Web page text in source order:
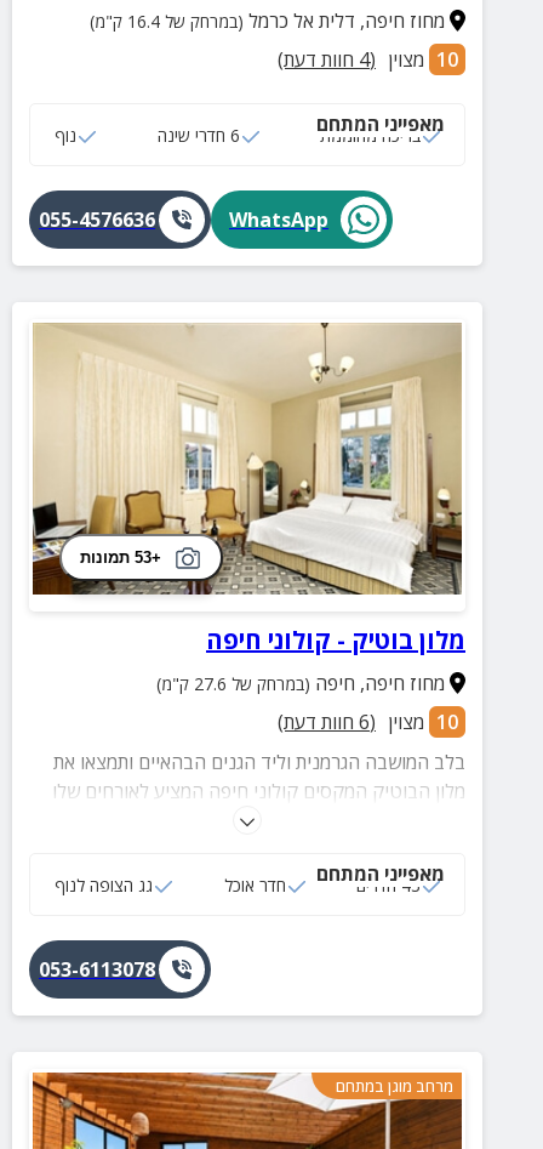
מחוז חיפה, דלית אל כרמל (במרחק של 16.4 ק"מ)
10 מצוין (
4 חוות דעת)
מאפייני המתחם
בריכה מחוממת 6 חדרי שינה נוף
WhatsApp
055-4576636
+53 תמונות
מלון בוטיק - קולוני חיפה
מחוז חיפה, חיפה (במרחק של 27.6 ק"מ)
10 מצוין (
6 חוות דעת)
בלב המושבה הגרמנית וליד הגנים הבהאיים ותמצאו את
מלון הבוטיק המקסים קולוני חיפה המציע לאורחים שלו
מגוון חדרים מושקעים, נוף מרהיב לעיר חיפה ובמרחק
מאפייני המתחם
43 חדרים חדר אוכל גג הצופה לנוף
053-6113078
מרחב מוגן במתחם